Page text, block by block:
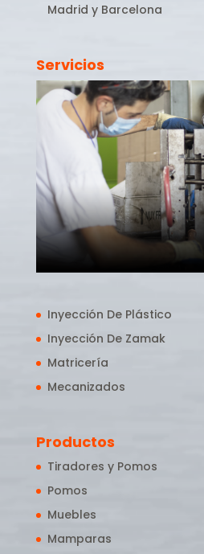
Madrid y Barcelona
Servicios
Inyección De Plástico
Inyección De Zamak
Matricería
Mecanizados
Productos
Tiradores y Pomos
Pomos
Muebles
Mamparas